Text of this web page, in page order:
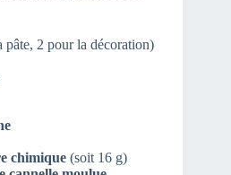
pâte, 2 pour la décoration)
chimique (soit 16 g)